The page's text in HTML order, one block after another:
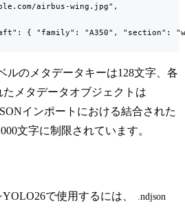
airbus-wing.jpg",
{ "family": "A350", "section":
ルのメタデータキーは128文字、各
メタデータオブジェクトは
インポートにおける結合された
文字に制限されています。
で使用するには、 .ndjson